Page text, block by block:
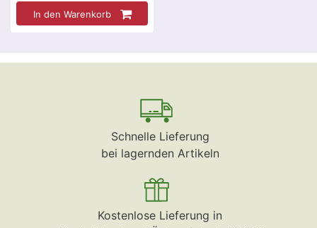
In den Warenkorb
Schnelle Lieferung
bei lagernden Artikeln
Kostenlose Lieferung in